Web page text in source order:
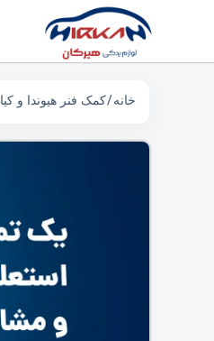
خانه/کمک فنر هیوندا و کیا